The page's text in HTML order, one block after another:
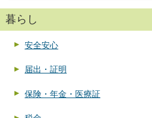
暮らし
安全安心
届出・証明
保険・年金・医療証